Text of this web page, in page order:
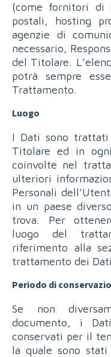
(come fornitori di
postali, hosting
agenzie di
necessario,
del Titolare.
potrà sempre
Trattamento.
Luogo
I Dati sono trattati
Titolare ed in
coinvolte nel
ulteriori
Personali
in un paese
trova. Per
luogo del
riferimento alla
trattamento dei
Periodo di
Se non
documento, i
conservati per il
la quale sono